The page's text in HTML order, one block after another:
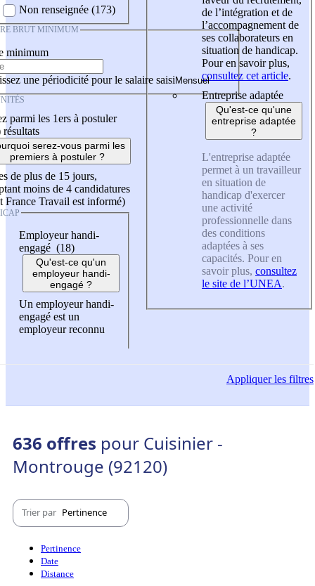
Non renseignée (173)
BRUT MINIMUM
minimum
une périodicité pour le salaire saisi
parmi les 1ers à postuler
résultats
serez-vous parmi les
premiers à postuler ?
de plus de 15 jours,
moins de 4 candidatures
France Travail est informé)
Employeur handi-
engagé (18)
Qu'est-ce qu'un
employeur handi-
engagé ?
Un employeur handi-
engagé est un
employeur reconnu
de l’intégration et de
l’accompagnement de
ses collaborateurs en
situation de handicap.
Pour en savoir plus,
consultez cet article.
Entreprise adaptée
Qu'est-ce qu'une
entreprise adaptée
?
L'entreprise adaptée
permet à un travailleur
en situation de
handicap d'exercer
une activité
professionnelle dans
des conditions
adaptées à ses
capacités. Pour en
savoir plus, consultez
le site de l’UNEA.
Appliquerles filtres
636 offres pour Cuisinier -
Montrouge (92120)
Trier par Pertinence
Pertinence
Date
Distance